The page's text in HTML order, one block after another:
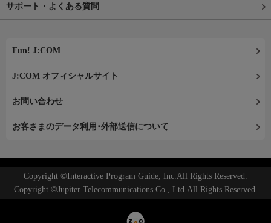
サポート・よくある質問
Fun! J:COM
J:COM オフィシャルサイト
お問い合わせ
お客さまのデータ利用･外部送信について
Copyright ©Interactive Program Guide, Inc.All Rights Reserved.
Copyright ©Jupiter Telecommunications Co., Ltd.All Rights Reserved.